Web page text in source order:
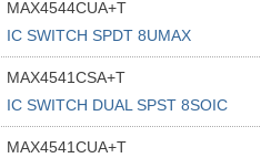
MAX4544CUA+T
IC SWITCH SPDT 8UMAX
MAX4541CSA+T
IC SWITCH DUAL SPST 8SOIC
MAX4541CUA+T